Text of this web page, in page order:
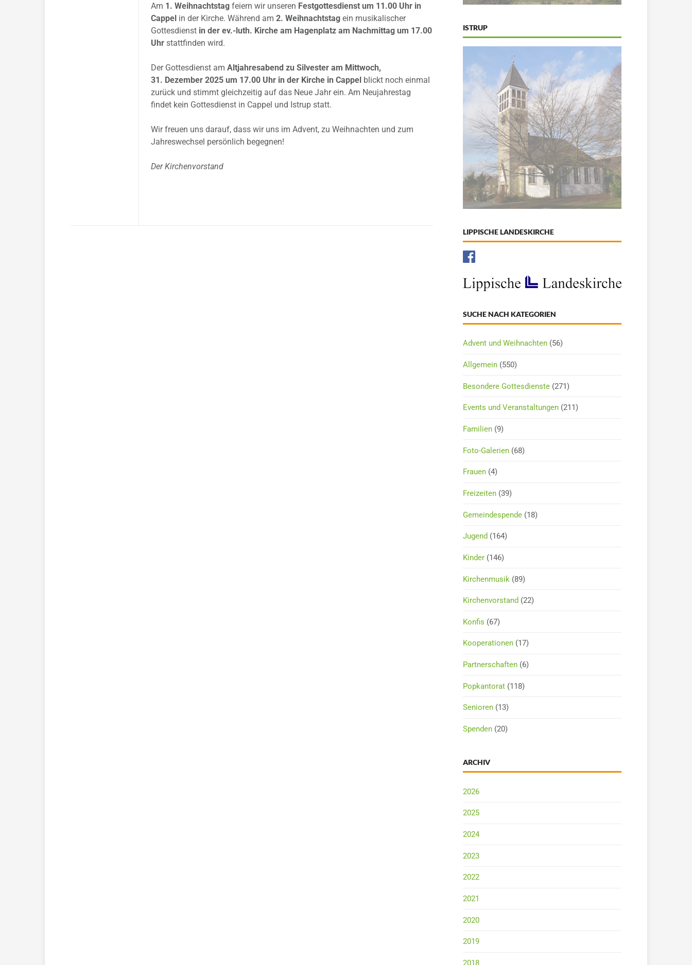
Am 1. Weihnachtstag feiern wir unseren Festgottesdienst um 11.00 Uhr in
Cappel in der Kirche. Während am2. Weihnachtstagein musikalischer
Gottesdienst in der ev.-luth. Kirche am Hagenplatz am Nachmittag um 17.00
Uhr stattfinden wird.
Der Gottesdienst amAltjahresabend zu Silvester am Mittwoch,
31. Dezember 2025 um 17.00 Uhr in der Kirche in Cappel blickt noch einmal
zurück und stimmt gleichzeitig auf das Neue Jahr ein. Am Neujahrestag
findet kein Gottesdienst in Cappel und Istrup statt.
Wir freuen uns darauf, dass wir uns im Advent, zu Weihnachten und zum
Jahreswechsel persönlich begegnen!
Der Kirchenvorstand
ISTRUP
LIPPISCHE LANDESKIRCHE
SUCHE NACH KATEGORIEN
Advent und Weihnachten(56)
Allgemein(550)
Besondere Gottesdienste(271)
Events und Veranstaltungen(211)
Familien(9)
Foto-Galerien(68)
Frauen(4)
Freizeiten(39)
Gemeindespende(18)
Jugend (164)
Kinder(146)
Kirchenmusik (89)
Kirchenvorstand (22)
Konfis (67)
Kooperationen(17)
Partnerschaften(6)
Popkantorat(118)
Senioren(13)
Spenden(20)
ARCHIV
2026
2025
2024
2023
2022
2021
2020
2019
2018